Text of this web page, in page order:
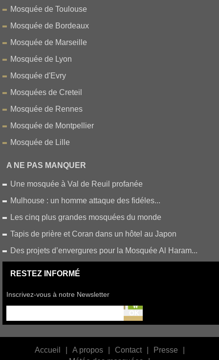
Mosquée de Toulouse
Mosquée de Bordeaux
Mosquée de Marseille
Mosquée de Lyon
Mosquée d'Evry
Mosquées de Creteil
Mosquée de Rennes
Mosquée de Montpellier
Mosquée de Lille
A NE PAS MANQUER
Une mosquée à Val de Reuil profanée
Mulhouse : un homme attaque des fidéles...
Les cinq plus grandes mosquées du monde
Tapis de prière et Coran dans un hôtel au Japon
Des projets d’envergures pour la Mosquée Al Haram...
RESTEZ INFORMÉ
Inscrivez-vous à notre Newsletter
Accueil A propos Contact Presse